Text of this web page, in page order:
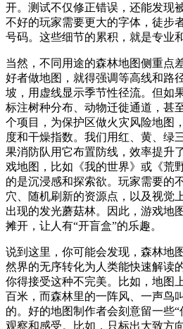
开。测试不仅修正错误，还能发
不好的玩家需要更大的字体，徒步
号码。这些细节的累积，就是专业
当然，不同用途的森林地图侧重点
好者做地图，就得强调等高线和路
坡，用虚线显示季节性径流。但如
标注树种分布、动物迁徙通道，甚
个项目，为保护区做火灾风险地图
度和干燥指数。我们用红、黄、绿
果消防队用它布置防线，效率提升
戏地图，比如《我的世界》或《荒
的是沉浸感和探索欲。玩家需要的
穴、随机刷新的资源点，以及视
出现的发光蘑菇林。因此，游戏地
摊开，让人有“开盲盒”的乐趣。
说到这里，你可能会发现，森林地
然界的无序转化为人类能快速解读
你得接受这种不完美。比如，地图
百米，而森林里的一阵风、一声鸟
的。好的地图制作者会刻意留一些
观察和感受。比如，只标出大致方